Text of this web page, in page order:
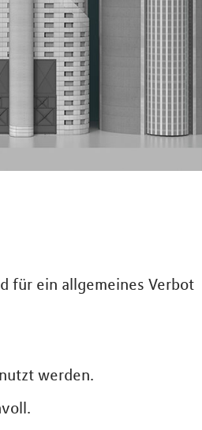
für ein allgemeines Verbot
werden.